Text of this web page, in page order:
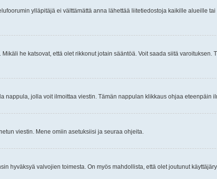
ylläpitäjä ei välttämättä anna lähettää liitetiedostoja kaikille alueille
he katsovat, että olet rikkonut jotain sääntöä. Voit saada siitä
nappula, jolla voit ilmoittaa viestin. Tämän nappulan klikkaus ohjaa eteenpäin
viestin. Mene omiin asetuksiisi ja seuraa ohjeita.
hyväksyä valvojien toimesta. On myös mahdollista, että olet joutunut